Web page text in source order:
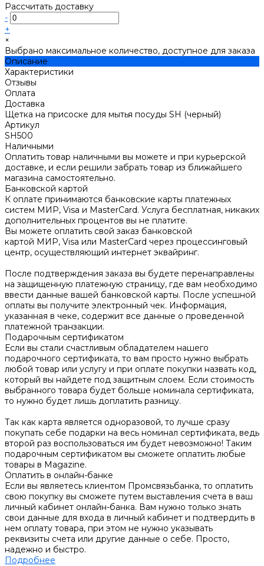
Рассчитать доставку
-
+
×
Выбрано максимальное количество, доступное для заказа
Описание
Характеристики
Отзывы
Оплата
Доставка
Щетка на присоске для мытья посуды SH (черный)
Артикул
SH500
Наличными
Оплатить товар наличными вы можете и при курьерской
доставке, и если решили забрать товар из ближайшего
магазина самостоятельно.
Банковской картой
К оплате принимаются банковские карты платежных
систем МИР, Visa и MasterCard. Услуга бесплатная, никаких
дополнительных процентов вы не платите.
Вы можете оплатить свой заказ банковской
картой МИР, Visa или MasterCard через процессинговый
центр, осуществляющий интернет эквайринг.
После подтверждения заказа вы будете перенаправлены
на защищенную платежную страницу, где вам необходимо
ввести данные вашей банковской карты. После успешной
оплаты вы получите электронный чек. Информация,
указанная в чеке, содержит все данные о проведенной
платежной транзакции.
Подарочным сертификатом
Если вы стали счастливым обладателем нашего
подарочного сертификата, то вам просто нужно выбрать
любой товар или услугу и при оплате покупки назвать код,
который вы найдете под защитным слоем. Если стоимость
выбранного товара будет больше номинала сертификата,
то нужно будет лишь доплатить разницу.
Так как карта является одноразовой, то лучше сразу
покупать себе подарки на весь номинал сертификата, ведь
второй раз воспользоваться им будет невозможно! Таким
подарочным сертификатом вы сможете оплатить любые
товары в Magazine.
Оплатить в онлайн-банке
Если вы являетесь клиентом Промсвязьбанка, то оплатить
свою покупку вы сможете путем выставления счета в ваш
личный кабинет онлайн-банка. Вам нужно только знать
свои данные для входа в личный кабинет и подтвердить в
нем оплату товара, при этом не нужно указывать
реквизиты счета или другие данные о себе. Просто,
надежно и быстро.
Подробнее